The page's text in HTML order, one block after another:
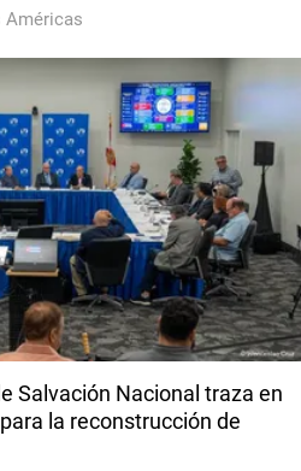
Américas
Salvación Nacional traza en
la reconstrucción de